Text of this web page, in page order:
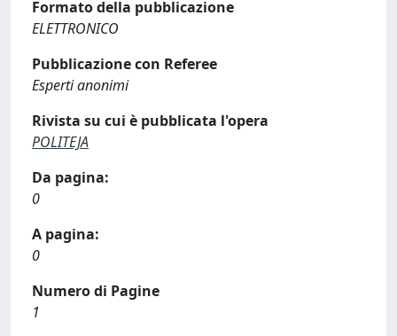
Formato della pubblicazione
ELETTRONICO
Pubblicazione con Referee
Esperti anonimi
Rivista su cui è pubblicata l'opera
POLITEJA
Da pagina:
0
A pagina:
0
Numero di Pagine
1